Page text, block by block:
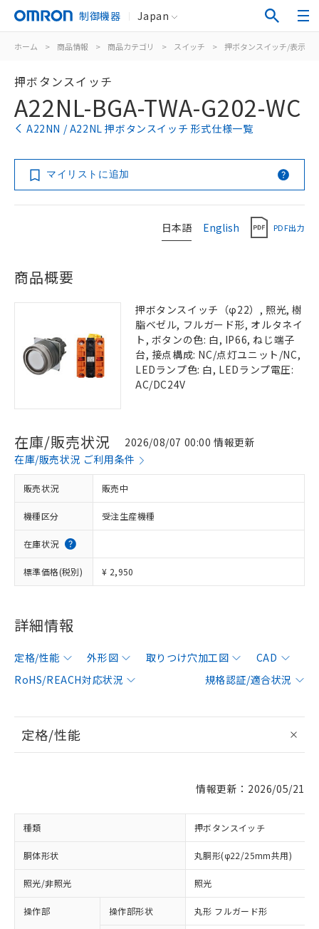
制御機器 Japan
ホーム > 商品情報 > 商品カテゴリ > スイッチ > 押ボタンスイッチ/表示灯
押ボタンスイッチ
A22NL-BGA-TWA-G202-WC
A22NN / A22NL 押ボタンスイッチ 形式仕様一覧
マイリストに追加
日本語 English PDF出力
商品概要
押ボタンスイッチ（φ22）, 照光, 樹
脂ベゼル, フルガード形, オルタネイ
ト, ボタンの色: 白, IP66, ねじ端子
台, 接点構成: NC/点灯ユニット/NC,
LEDランプ色: 白, LEDランプ電圧:
AC/DC24V
在庫/販売状況
2026/08/07 00:00 情報更新
在庫/販売状況 ご利用条件
販売状況 販売中
機種区分 受注生産機種
在庫状況
標準価格(税別) ¥ 2,950
詳細情報
定格/性能 外形図 取りつけ穴加工図
CAD
RoHS/REACH対応状況
規格認証/適合状況
定格/性能
情報更新：2026/05/21
種類 押ボタンスイッチ
胴体形状 丸胴形(φ22/25mm共用)
照光/非照光 照光
操作部 操作部形状 丸形 フルガード形